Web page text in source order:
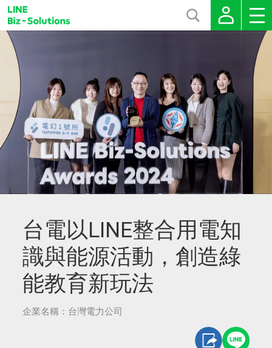
台電以LINE整合用電知
識與能源活動，創造綠
能教育新玩法
企業名稱：台灣電力公司